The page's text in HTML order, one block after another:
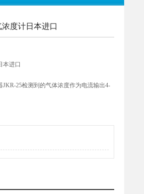
度计日本进口
本进口
25检测到的气体浓度作为电流输出4-
B2A接收并转换为氧气浓度并显示出
的18.0％）时，控制器将点亮ALM1 LED
报，输出警报触点，并输出警报信号。换